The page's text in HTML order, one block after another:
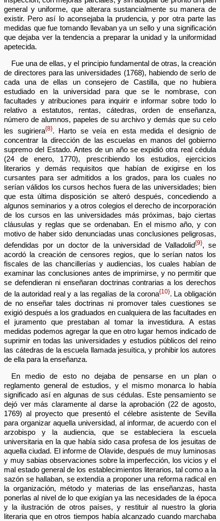
general y uniforme, que alterara sustancialmente su manera de
existir. Pero así lo aconsejaba la prudencia, y por otra parte las
medidas que fue tomando llevaban ya un sello y una significación
que dejaba ver la tendencia a preparar la unidad y la uniformidad
apetecida.
Fue una de ellas, y el principio fundamental de otras, la creación
de directores para las universidades (1768), habiendo de serlo de
cada una de ellas un consejero de Castilla, que no hubiera
estudiado en la universidad para que se le nombrase, con
facultades y atribuciones para inquirir e informar sobre todo lo
relativo a estatutos, rentas, cátedras, orden de enseñanza,
número de alumnos, papeles de su archivo y demás que su celo
les sugiriera{8}. Harto se veía en esta medida el designio de
concentrar la dirección de las escuelas en manos del gobierno
supremo del Estado. Antes de un año se expidió otra real cédula
(24 de enero, 1770), prescribiendo los estudios, ejercicios
literarios y demás requisitos que habían de exigirse en los
cursantes para ser admitidos a los grados, para los cuales no
serían válidos los cursos hechos fuera de las universidades; bien
que esta última disposición se alteró después, concediendo a
algunos seminarios y a otros colegios el derecho de incorporación
de los cursos en las universidades más próximas, bajo ciertas
cláusulas y reglas que se ordenaban. En el mismo año, y con
motivo de haber sido denunciadas unas conclusiones peligrosas,
defendidas por un doctor de la universidad de Valladolid{9}, se
acordó la creación de censores regios, que lo serían natos los
fiscales de las chancillerías y audiencias, los cuales habían de
examinar las conclusiones antes de imprimirse, y no permitir que
se defendieran ni enseñaran doctrinas contrarias a los derechos
de la autoridad real y a las regalías de la corona{10}. La obligación
de no enseñar tales doctrinas ni promover tales cuestiones se
exigió después a los graduados en cualquiera de las facultades en
el juramento que prestaban al tomar la investidura. A estas
medidas podemos agregar la que en otro lugar hemos indicado de
suprimir en todas las universidades y estudios públicos del reino
las cátedras de la escuela llamada jesuítica, y prohibir los autores
de ella para la enseñanza.
En medio de esto no dejaba de pensarse en un plan o
reglamento general de estudios, y el mismo monarca lo había
significado así en algunas de sus cédulas. Este pensamiento se
dejó ver más claramente al darse la aprobación (22 de agosto,
1769) al proyecto que presentó el célebre asistente de Sevilla
para organizar aquella universidad, al informar, de acuerdo con el
arzobispo y la audiencia, que se estableciera la escuela
universitaria en la que había sido casa profesa de los jesuitas de
aquella ciudad. El informe de Olavide, después de muy luminosas
y muy sabias observaciones sobre la imperfección, los vicios y el
mal estado general de los establecimientos literarios, tal como a la
sazón se hallaban, se extendía a proponer una reforma radical en
la organización, método y materias de las enseñanzas, hasta
ponerlas al nivel de lo que exigían ya las necesidades de la época
y la ilustración de otros países, y restituir al nuestro la gloria
literaria que en otros tiempos había alcanzado cuando marchaba